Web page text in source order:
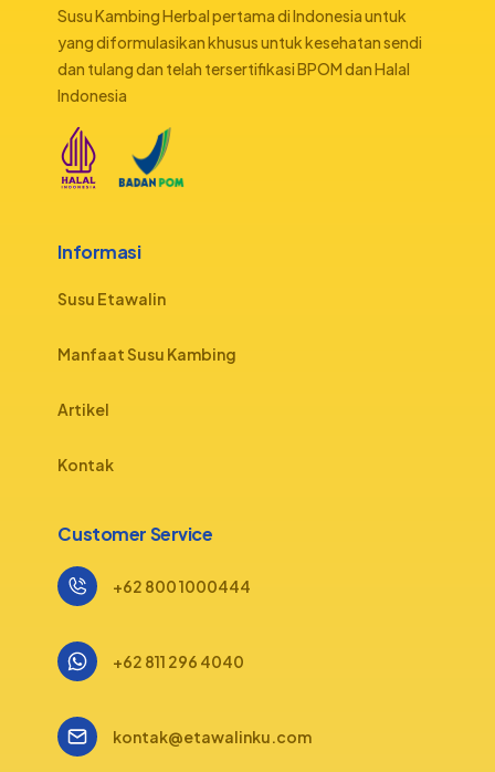
Susu Kambing Herbal pertama di Indonesia untuk
yang diformulasikan khusus untuk kesehatan sendi
dan tulang dan telah tersertifikasi BPOM dan Halal
Indonesia
Informasi
Susu Etawalin
Manfaat Susu Kambing
Artikel
Kontak
Customer Service
+62 800 1000444
+62 811 296 4040
kontak@etawalinku.com